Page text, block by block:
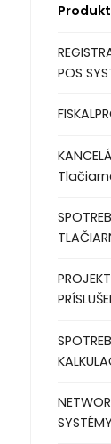
POS